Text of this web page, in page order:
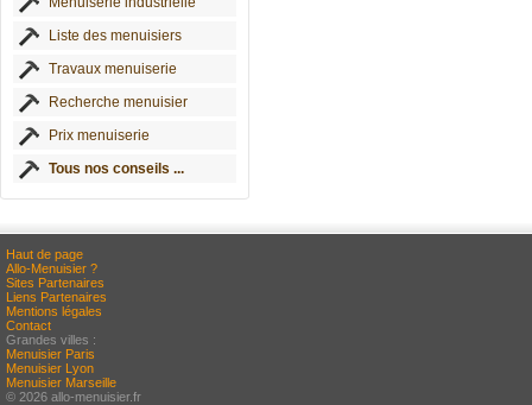
Liste des menuisiers
Travaux menuiserie
Recherche menuisier
Prix menuiserie
Tous nos conseils ...
Haut de page
Allo-Menuisier ?
Sites Partenaires
Liens Partenaires
Mentions légales
Contact
Grandes villes :
Menuisier Paris
Menuisier Lyon
Menuisier Marseille
© 2026 allo-menuisier.fr